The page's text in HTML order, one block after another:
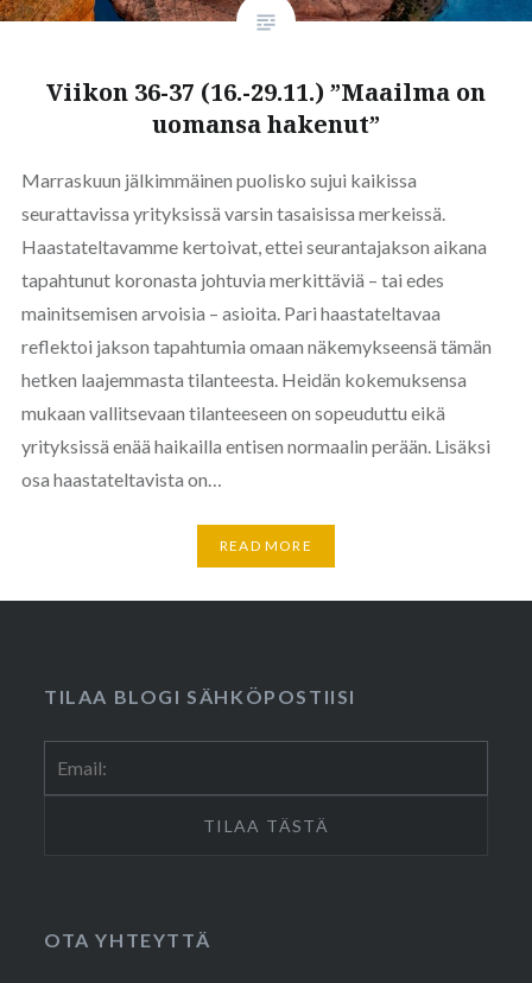
Viikon 36-37 (16.-29.11.) ”Maailma on
uomansa hakenut”
Marraskuun jälkimmäinen puolisko sujui kaikissa
seurattavissa yrityksissä varsin tasaisissa merkeissä.
Haastateltavamme kertoivat, ettei seurantajakson aikana
tapahtunut koronasta johtuvia merkittäviä – tai edes
mainitsemisen arvoisia – asioita. Pari haastateltavaa
reflektoi jakson tapahtumia omaan näkemykseensä tämän
hetken laajemmasta tilanteesta. Heidän kokemuksensa
mukaan vallitsevaan tilanteeseen on sopeuduttu eikä
yrityksissä enää haikailla entisen normaalin perään. Lisäksi
osa haastateltavista on…
READ MORE
TILAA BLOGI SÄHKÖPOSTIISI
OTA YHTEYTTÄ